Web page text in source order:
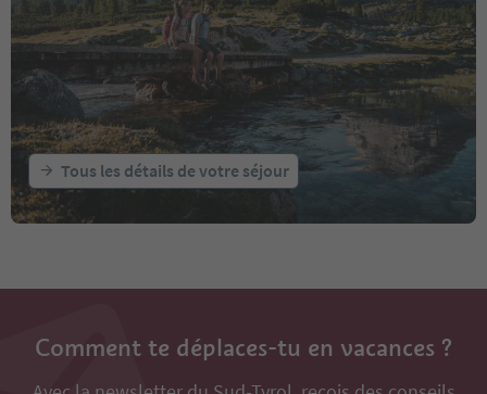
Tous les détails de votre séjour
Comment te déplaces-tu en vacances ?